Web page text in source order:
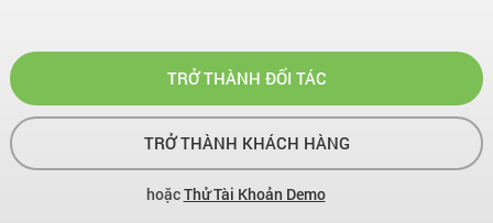
TRỞ THÀNH ĐỐI TÁC
TRỞ THÀNH KHÁCH HÀNG
hoặcThử Tài Khoản Demo